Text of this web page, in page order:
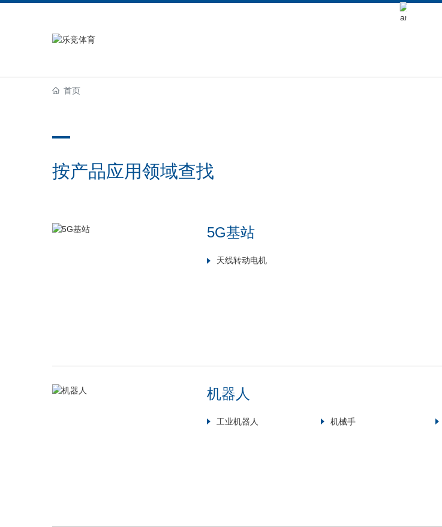
Keli Motor Group Search
首页
按产品应用领域查找
5G基站
天线转动电机
机器人
工业机器人 机械手